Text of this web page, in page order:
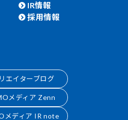
IR情報
採用情報
エイターブログ
メディア Zenn
メディア IR note